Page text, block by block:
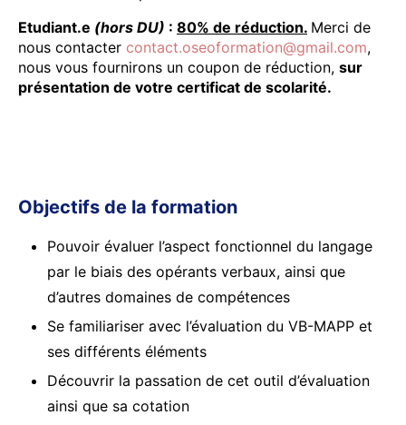
Etudiant.e (hors DU) : 80% de réduction. Merci de
nous contacter contact.oseoformation@gmail.com,
nous vous fournirons un coupon de réduction, sur
présentation de votre certificat de scolarité.
Objectifs de la formation
Pouvoir évaluer l’aspect fonctionnel du langage
par le biais des opérants verbaux, ainsi que
d’autres domaines de compétences
Se familiariser avec l’évaluation du VB-MAPP et
ses différents éléments
Découvrir la passation de cet outil d’évaluation
ainsi que sa cotation